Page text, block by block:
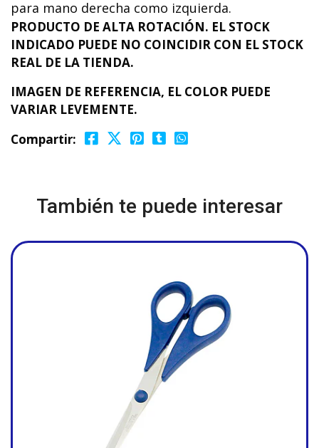
para mano derecha como izquierda.
PRODUCTO DE ALTA ROTACIÓN. EL STOCK
INDICADO PUEDE NO COINCIDIR CON EL STOCK
REAL DE LA TIENDA.
IMAGEN DE REFERENCIA, EL COLOR PUEDE
VARIAR LEVEMENTE.
Compartir:
También te puede interesar